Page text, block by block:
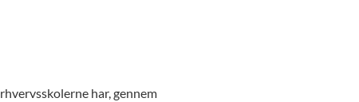
har, gennem